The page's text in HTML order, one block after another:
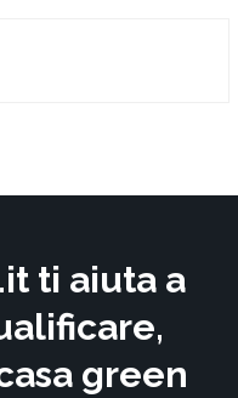
ti aiuta a
green